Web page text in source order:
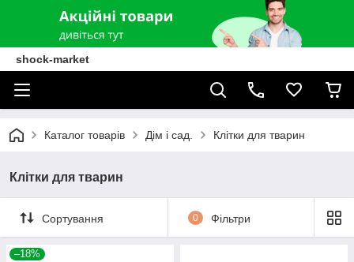
shock-market
Каталог товарів Дім і сад. Клітки для тварин
Клітки для тварин
Сортування 0 Фільтри
–18%